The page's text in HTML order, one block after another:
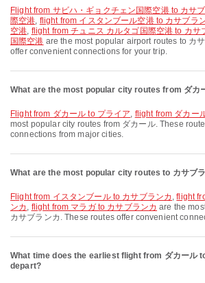
flight from サビハ・ギョクチェン国際空港 to カサブランカ ムハンマド5世国
際空港, flight from イスタンブール空港 to カサブラ
空港, flight from チュニス カルタゴ国際空港 to カサ
国際空港 are the most popular airport routes to カ
offer convenient connections for your trip.
What are the most popular city routes from ダカ
flight from ダカール to プライア, flight from ダカー
most popular city routes from ダカール. These
connections from major cities.
What are the most popular city routes to カサブ
flight from イスタンブール to カサブランカ ,flight
ンカ , flight from マラガ to カサブランカ are the
カサブランカ. These routes offer convenient
What time does the earliest flight from ダカール
depart?